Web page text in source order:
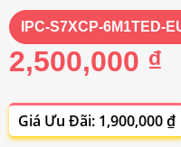
IPC-S7XCP-6M1TED-
2,500,000 ₫
Giá Ưu Đãi: 1,900,000 ₫